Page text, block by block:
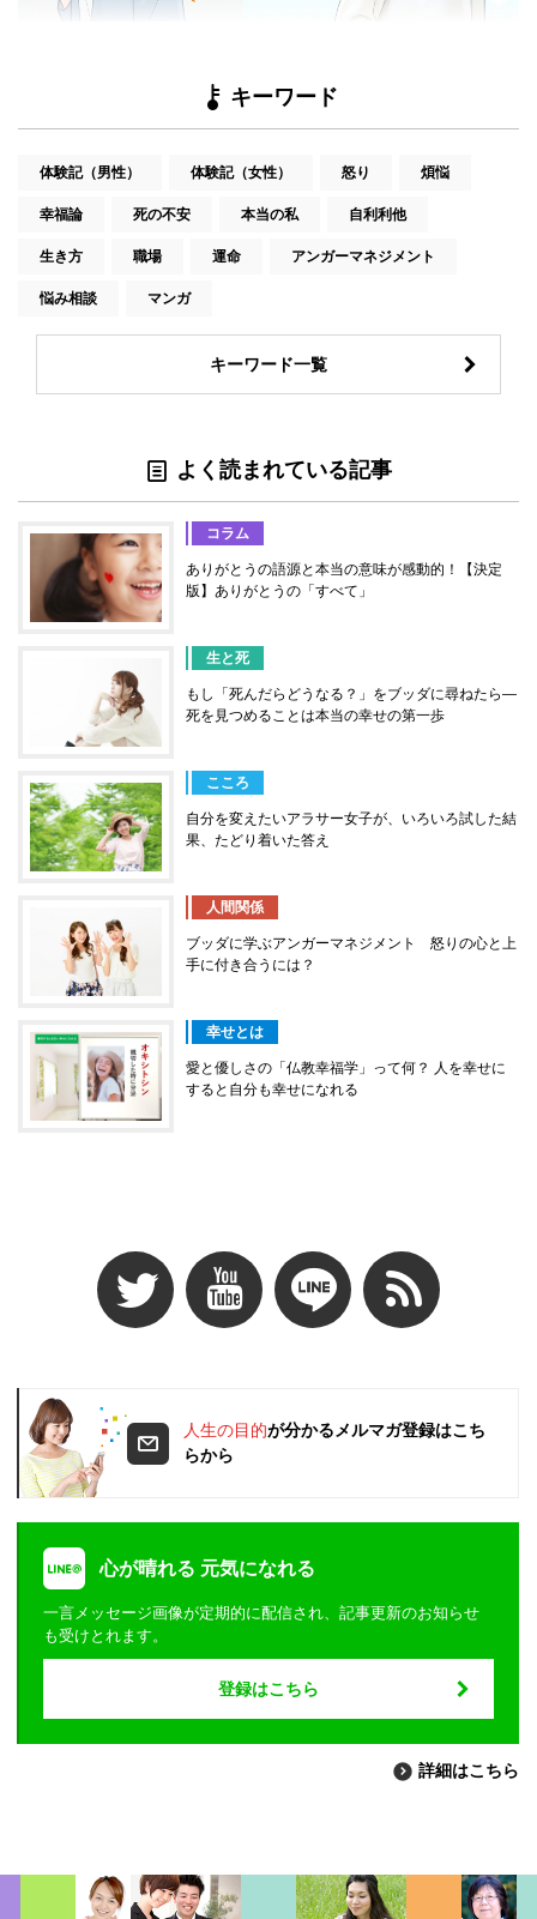
キーワード
体験記（男性） 体験記（女性） 怒り 煩悩
幸福論 死の不安 本当の私 自利利他
生き方 職場 運命 アンガーマネジメント
悩み相談 マンガ
キーワード一覧
よく読まれている記事
コラム
ありがとうの語源と本当の意味が感動的！【決定
版】ありがとうの「すべて」
生と死
もし「死んだらどうなる？」をブッダに尋ねたら―
死を見つめることは本当の幸せの第一歩
こころ
自分を変えたいアラサー女子が、いろいろ試した結
果、たどり着いた答え
人間関係
ブッダに学ぶアンガーマネジメント 怒りの心と上
手に付き合うには？
幸せとは
愛と優しさの「仏教幸福学」って何？ 人を幸せに
すると自分も幸せになれる
人生の目的が分かるメルマガ登録はこち
らから
心が晴れる 元気になれる
一言メッセージ画像が定期的に配信され、記事更新のお知らせ
も受けとれます。
登録はこちら
詳細はこちら